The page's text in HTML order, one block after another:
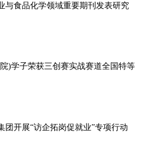
与食品化学领域重要期刊发表研究
)学子荣获三创赛实战赛道全国特等
团开展“访企拓岗促就业”专项行动